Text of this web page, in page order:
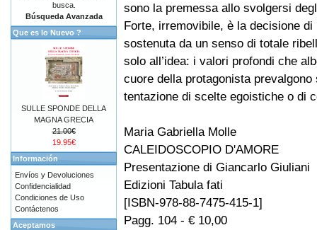
sono la premessa allo svolgersi
Forte, irremovibile, è la decisione di
sostenuta da un senso di totale
solo all’idea: i valori profondi che
cuore della protagonista prevalgono
tentazione di scelte egoistiche o di
Maria Gabriella Molle
CALEIDOSCOPIO D'AMORE
Presentazione di Giancarlo Giuliani
Edizioni Tabula fati
[ISBN-978-88-7475-415-1]
Pagg. 104 - € 10,00
busca.
Búsqueda Avanzada
Que es lo Nuevo ?
SULLE SPONDE DELLA
MAGNA GRECIA
21.00€
19.95€
Información
Envíos y Devoluciones
Confidencialidad
Condiciones de Uso
Contáctenos
Aceptamos